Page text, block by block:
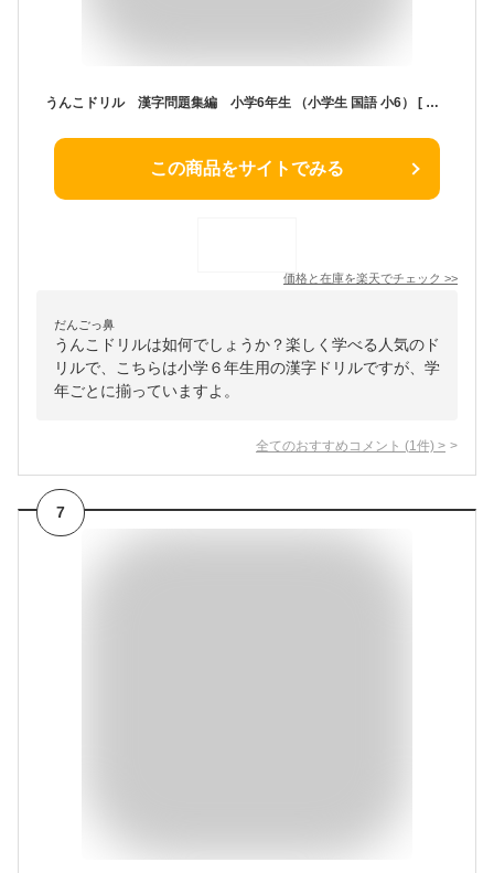
うんこドリル 漢字問題集編 小学6年生 （小学生 国語 小6） [ 古屋雄作 ]
この商品をサイトでみる
価格と在庫を楽天でチェック >>
だんごっ鼻
うんこドリルは如何でしょうか？楽しく学べる人気のド
リルで、こちらは小学６年生用の漢字ドリルですが、学
年ごとに揃っていますよ。
全てのおすすめコメント (1 件) >
7